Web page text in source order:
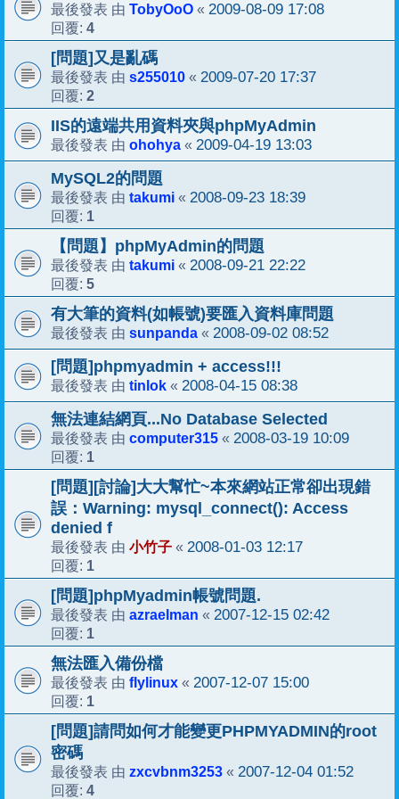
最後發表 由 TobyOoO « 2009-08-09 17:08
回覆: 4
[問題]又是亂碼
最後發表 由 s255010 « 2009-07-20 17:37
回覆: 2
IIS的遠端共用資料夾與phpMyAdmin
最後發表 由 ohohya « 2009-04-19 13:03
MySQL2的問題
最後發表 由 takumi « 2008-09-23 18:39
回覆: 1
【問題】phpMyAdmin的問題
最後發表 由 takumi « 2008-09-21 22:22
回覆: 5
有大筆的資料(如帳號)要匯入資料庫問題
最後發表 由 sunpanda « 2008-09-02 08:52
[問題]phpmyadmin + access!!!
最後發表 由 tinlok « 2008-04-15 08:38
無法連結網頁...No Database Selected
最後發表 由 computer315 « 2008-03-19 10:09
回覆: 1
[問題][討論]大大幫忙~本來網站正常卻出現錯
誤：Warning: mysql_connect(): Access
denied f
最後發表 由 小竹子 « 2008-01-03 12:17
回覆: 1
[問題]phpMyadmin帳號問題.
最後發表 由 azraelman « 2007-12-15 02:42
回覆: 1
無法匯入備份檔
最後發表 由 flylinux « 2007-12-07 15:00
回覆: 1
[問題]請問如何才能變更PHPMYADMIN的root
密碼
最後發表 由 zxcvbnm3253 « 2007-12-04 01:52
回覆: 4